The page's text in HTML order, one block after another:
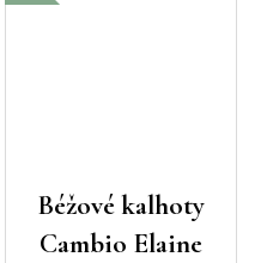
Béžové kalhoty
Cambio Elaine